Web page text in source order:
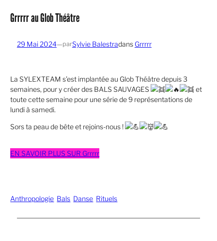
Grrrrr au Glob Théâtre
29 Mai 2024—parSylvie Balestradans Grrrrr
La SYLEXTEAM s’est implantée au Glob Théâtre depuis 3
semaines, pour y créer des BALS SAUVAGES
et
toute cette semaine pour une série de 9 représentations de
lundi à samedi.
Sors ta peau de bête et rejoins-nous !
EN SAVOIR PLUS SUR Grrrrr
Anthropologie Bals Danse Rituels